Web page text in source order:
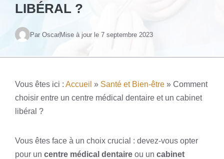
LIBÉRAL ?
Par OscarMise à jour le 7 septembre 2023
Vous êtes ici : Accueil » Santé et Bien-être » Comment
choisir entre un centre médical dentaire et un cabinet
libéral ?
Vous êtes face à un choix crucial : devez-vous opter
pour un centre médical dentaire ou un cabinet